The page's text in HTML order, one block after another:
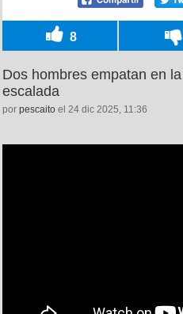
8
Dos hombres empatan en
escalada
por pescaito el 24 dic 2025, 11:36